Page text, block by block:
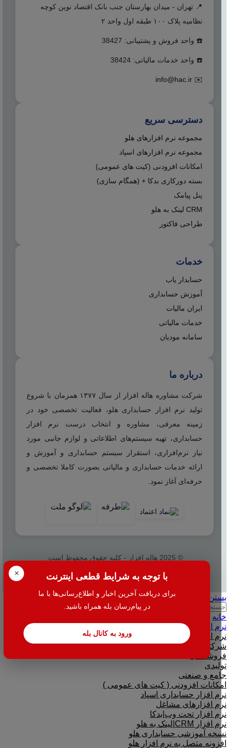
× با توجه به شرایط قطعی اینترنت
برای دریافت آخرین اخبار و اطلاع‌رسانی‌ها با ما
در پیام‌رسان بله همراه باشید.
ورود به کانال بله
📍 تهران - میدان بهارستان جنب بانک اقتصاد نوین کوچه
نظامیه پلاک ۱۰۰ طبقه اول واحد ۲
☎️ واحد فروش و پشتیبانی: 38427
☎️ واحد خدمات مالیاتی: 38424
✉️
info@hac.ir
دسترسی سریع
مجموعه نرم افزارهای هلو
مجموعه نرم افزارهای اسپاد
امکانات افزودنی (کیت های عمومی)
بسته دورکاری بدکا + (همگام سازی)
پنل پیامک
CRM لینک به هلو
طراحی فاکتور
خدمات
حسابدار یاب
آموزش حسابداری
ایران مالیات
خدمات مالیاتی
سامانه مودیان
درباره ما
شرکت مشاوره هاله افزار از سال ۱۳۷۷ همزمان با شروع
تولید نرم افزار حسابداری هلو، فعالیت تخصصی خود در
زمینه معرفی، مشاوره و انتخاب درست نرم افزار
حسابداری، تهیه سیستم‌های اطلاعاتی و لوازم جانبی مورد
نیاز نرم‌افزاری، استقرار سیستم حسابداری و آموزش و
ارائه خدمات حسابداری و مالیاتی بصورت کاملا تخصصی و
حرفه‌ای آغاز نمود.
© 2025 هاله افزار - کلیه حقوق محفوظ است.
بستن
جستجو
خانه
نرم افزار
نرم افزار حسابداری هلو
شرکتی
فروشگاهی
تولیدی
جامع و صنعتی
امکانات افزودنی ( کیت های عمومی )
نرم افزار حسابداری اسپاد
نرم افزارهای مشاغل
نرم افزار تحت وب|بدکا
نرم افزار CRM|لینک به هلو
نسخه آموزشی حسابداری هلو
افزونه متصل به نرم افزار هلو